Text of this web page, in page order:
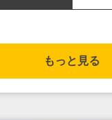
もっと見る